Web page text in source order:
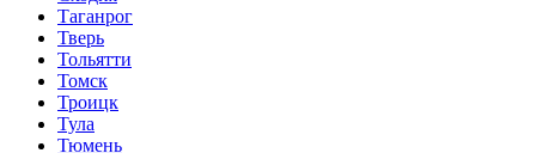
Таганрог
Тверь
Тольятти
Томск
Троицк
Тула
Тюмень